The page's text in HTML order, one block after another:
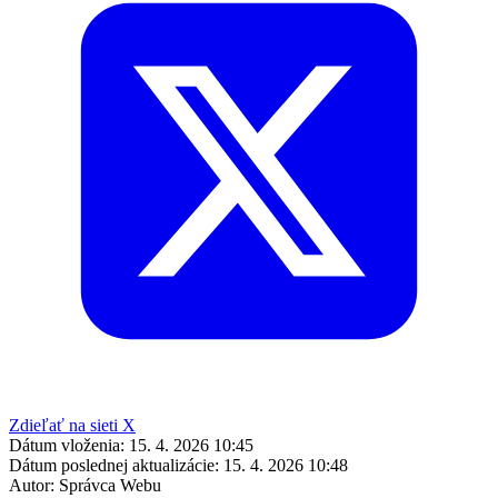
Zdieľať na sieti X
Dátum vloženia: 15. 4. 2026 10:45
Dátum poslednej aktualizácie: 15. 4. 2026 10:48
Autor: Správca Webu